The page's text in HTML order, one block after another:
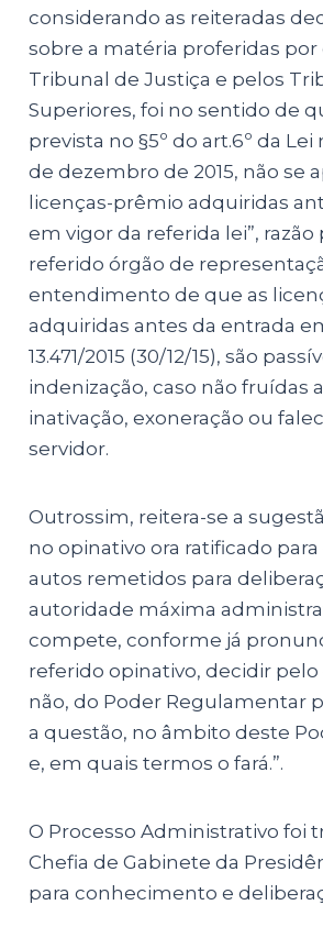
considerando as reiteradas
sobre a matéria proferidas
Tribunal de Justiça e pelos
Superiores, foi no sentido de
prevista no §5º do art.6º da Lei
de dezembro de 2015, não se
licenças-prêmio adquiridas
em vigor da referida lei”, razão
referido órgão de
entendimento de que as
adquiridas antes da entrada
13.471/2015 (30/12/15), são
indenização, caso não fruídas
inativação, exoneração ou
servidor.
Outrossim, reitera-se a
no opinativo ora ratificado
autos remetidos para
autoridade máxima
compete, conforme já
referido opinativo, decidir pelo
não, do Poder Regulamentar
a questão, no âmbito deste
e, em quais termos o fará.”.
O Processo Administrativo foi
Chefia de Gabinete da
para conhecimento e